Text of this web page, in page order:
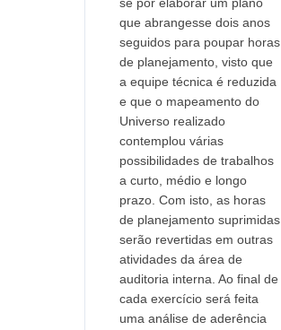
que abrangesse dois anos
seguidos para poupar horas
de planejamento, visto que
a equipe técnica é reduzida
e que o mapeamento do
Universo realizado
contemplou várias
possibilidades de trabalhos
a curto, médio e longo
prazo. Com isto, as horas
de planejamento suprimidas
serão revertidas em outras
atividades da área de
auditoria interna. Ao final de
cada exercício será feita
uma análise de aderência